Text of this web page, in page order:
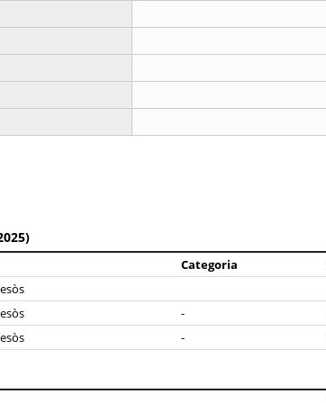
Categoria
-
-